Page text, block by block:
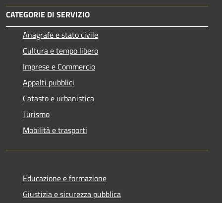
CATEGORIE DI SERVIZIO
Anagrafe e stato civile
Cultura e tempo libero
Imprese e Commercio
Appalti pubblici
Catasto e urbanistica
Turismo
Mobilità e trasporti
Educazione e formazione
Giustizia e sicurezza pubblica